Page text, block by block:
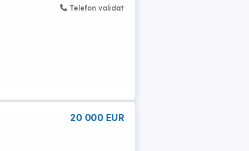
Telefon validat
20 000 EUR